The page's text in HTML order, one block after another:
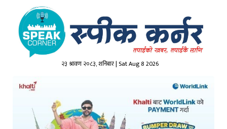
२३ श्रावण २०८३, शनिबार | Sat Aug 8 2026